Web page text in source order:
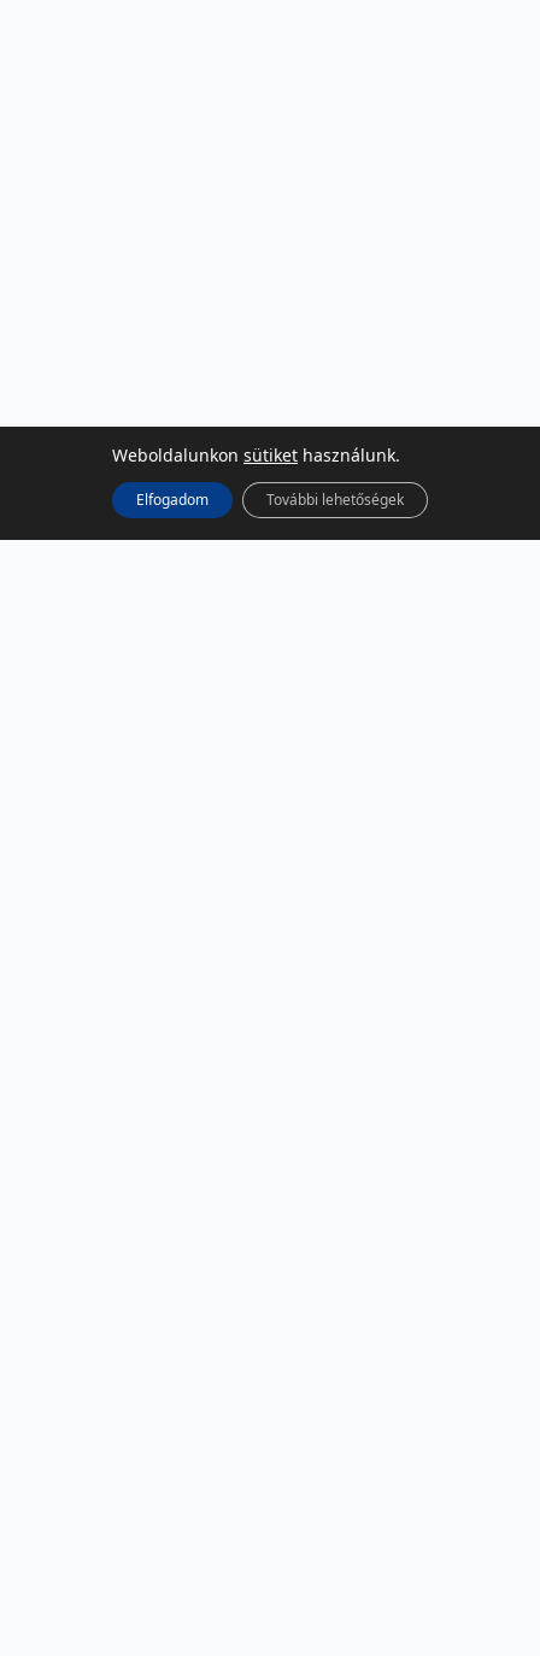
Weboldalunkon sütiket használunk.
Elfogadom További lehetőségek